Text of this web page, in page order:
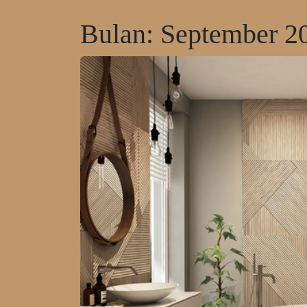
Bulan: September